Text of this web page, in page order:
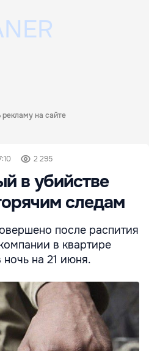
рекламу на сайте
2 295
в убийстве
следам
после распития
в квартире
на 21 июня.